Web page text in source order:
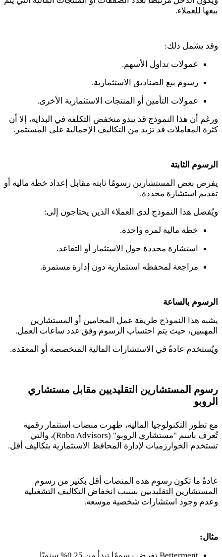
بيعها للعملاء.
وقد يشمل ذلك:
عمولات تداول الأسهم.
رسوم بيع الصناديق الاستثمارية.
عمولات التأمين أو المنتجات الاستثمارية الأخرى.
ورغم أن هذا النموذج قد يبدو منخفض التكلفة في البداية، إلا أن
كثرة المعاملات قد تزيد من التكاليف الإجمالية على المستثمر.
الرسوم الثابتة
يفرض بعض المستشارين رسومًا ثابتة مقابل إعداد خطة مالية أو
تقديم استشارة محددة.
ويُفضل هذا النموذج لدى العملاء الذين يحتاجون إلى:
خطة مالية لمرة واحدة.
استشارة محددة حول الاستثمار أو التقاعد.
مراجعة لمحفظة استثمارية دون إدارة مستمرة.
الرسوم بالساعة
يشبه هذا النموذج طريقة عمل المحامين أو المستشارين
المهنيين، حيث يتم احتساب الرسوم وفق عدد ساعات العمل.
ويُستخدم عادةً في الاستشارات المالية المتخصصة أو المعقدة.
رسوم المستشارين التقليديين مقابل مستشاري
الروبو
مع تطور التكنولوجيا المالية، ظهرت منصات استثمار رقمية
تُعرف باسم "مستشاري الروبو" (Robo Advisors)، والتي
تستخدم الخوارزميات لإدارة المحافظ الاستثمارية بتكاليف أقل.
عادةً ما تكون رسوم هذه المنصات أقل بكثير من رسوم
المستشارين التقليديين بسبب انخفاض التكاليف التشغيلية
وعدم وجود استشارات شخصية موسعة.
مثال: